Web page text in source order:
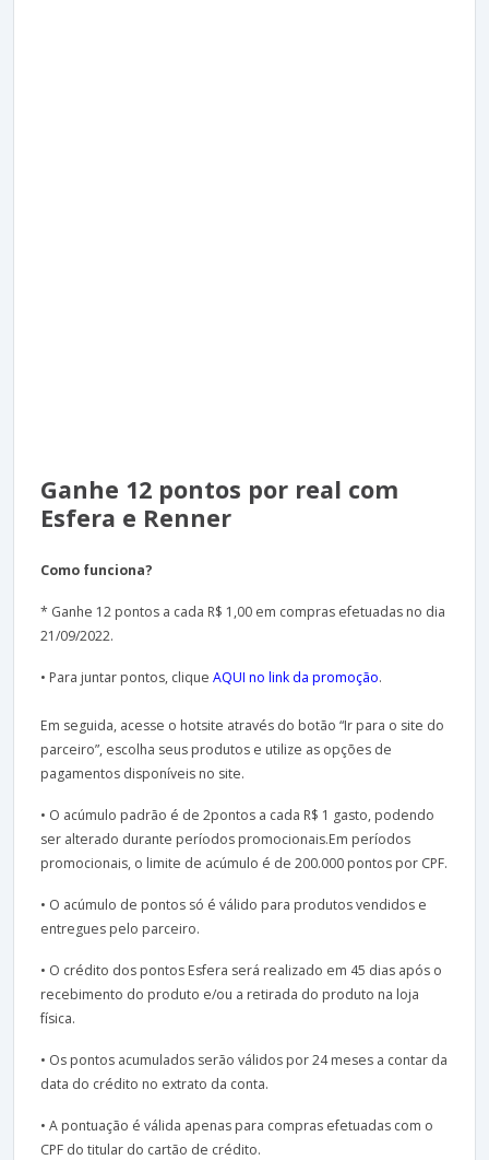
Ganhe 12 pontos por real com
Esfera e Renner
Como funciona?
* Ganhe 12 pontos a cada R$ 1,00 em compras efetuadas no dia
21/09/2022.
• Para juntar pontos, clique AQUI no link da promoção.
Em seguida, acesse o hotsite através do botão “Ir para o site do
parceiro”, escolha seus produtos e utilize as opções de
pagamentos disponíveis no site.
• O acúmulo padrão é de 2pontos a cada R$ 1 gasto, podendo
ser alterado durante períodos promocionais.Em períodos
promocionais, o limite de acúmulo é de 200.000 pontos por CPF.
• O acúmulo de pontos só é válido para produtos vendidos e
entregues pelo parceiro.
• O crédito dos pontos Esfera será realizado em 45 dias após o
recebimento do produto e/ou a retirada do produto na loja
física.
• Os pontos acumulados serão válidos por 24 meses a contar da
data do crédito no extrato da conta.
• A pontuação é válida apenas para compras efetuadas com o
CPF do titular do cartão de crédito.